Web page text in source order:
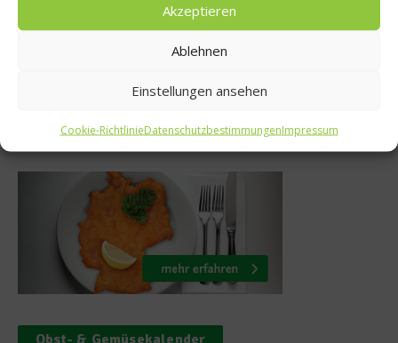
Akzeptieren
Ablehnen
Einstellungen ansehen
Cookie-RichtlinieDatenschutzbestimmungenImpressum
Was isst Deutschland
Obst- & Gemüsekalender